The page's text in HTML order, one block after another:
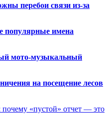
перебои связи из-за
популярные имена
мото-музыкальный
на посещение лесов
почему «пустой» отчет — это